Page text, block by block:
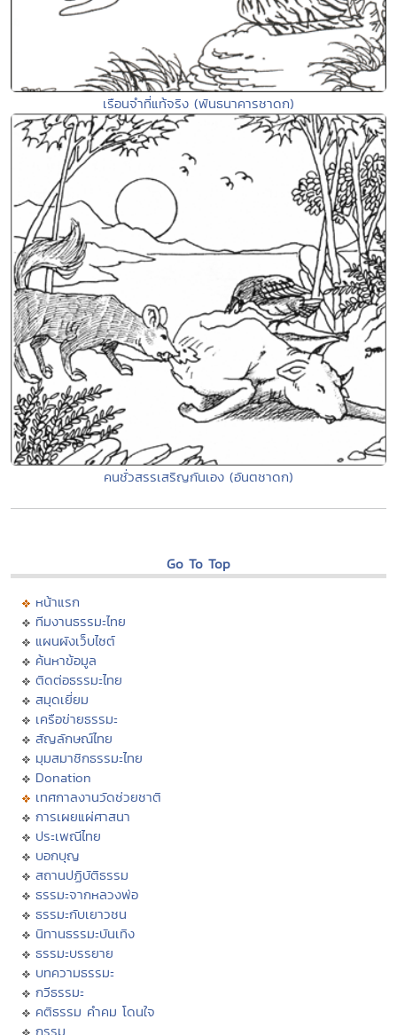
เรือนจำที่แท้จริง (พันธนาคารชาดก)
คนชั่วสรรเสริญกันเอง (อันตชาดก)
Go To Top
หน้าแรก
ทีมงานธรรมะไทย
แผนผังเว็บไซต์
ค้นหาข้อมูล
ติดต่อธรรมะไทย
สมุดเยี่ยม
เครือข่ายธรรมะ
สัญลักษณ์ไทย
มุมสมาชิกธรรมะไทย
Donation
เทศกาลงานวัดช่วยชาติ
การเผยแผ่ศาสนา
ประเพณีไทย
บอกบุญ
สถานปฏิบัติธรรม
ธรรมะจากหลวงพ่อ
ธรรมะกับเยาวชน
นิทานธรรมะบันเทิง
ธรรมะบรรยาย
บทความธรรมะ
กวีธรรมะ
คติธรรม คำคม โดนใจ
กรรม